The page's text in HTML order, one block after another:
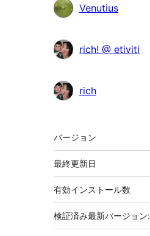
貢
者
Venutius
rich! @ etiviti
rich
メ
タ
バージョン
最終更新日
有効インストール数
検証済み最新バージョン: